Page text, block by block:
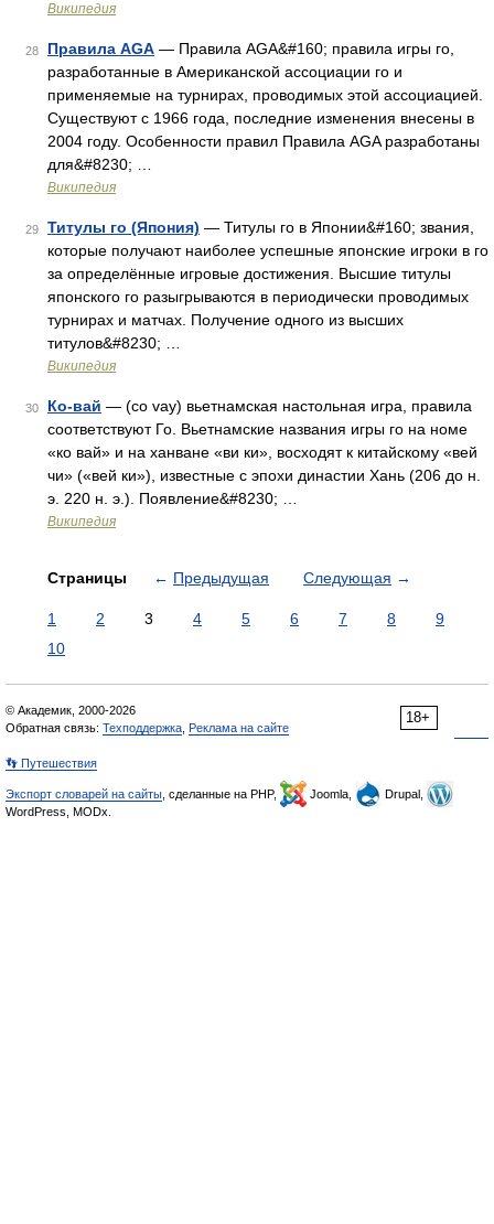
Википедия
28 Правила AGA — Правила AGA&#160; правила игры го,
разработанные в Американской ассоциации го и
применяемые на турнирах, проводимых этой ассоциацией.
Существуют с 1966 года, последние изменения внесены в
2004 году. Особенности правил Правила AGA разработаны
для&#8230; …
Википедия
29 Титулы го (Япония) — Титулы го в Японии&#160; звания,
которые получают наиболее успешные японские игроки в го
за определённые игровые достижения. Высшие титулы
японского го разыгрываются в периодически проводимых
турнирах и матчах. Получение одного из высших
титулов&#8230; …
Википедия
30 Ко-вай — (co vay) вьетнамская настольная игра, правила
соответствуют Го. Вьетнамские названия игры го на номе
«ко вай» и на ханване «ви ки», восходят к китайскому «вей
чи» («вей ки»), известные с эпохи династии Хань (206 до н.
э. 220 н. э.). Появление&#8230; …
Википедия
Страницы ← Предыдущая Следующая →
1 2 3 4 5 6 7 8
9
10
18+
© Академик, 2000-2026
Обратная связь: Техподдержка Реклама на сайте
👣 Путешествия
Экспорт словарей на сайты , сделанные на PHP, Joomla,
Drupal,
WordPress, MODx.